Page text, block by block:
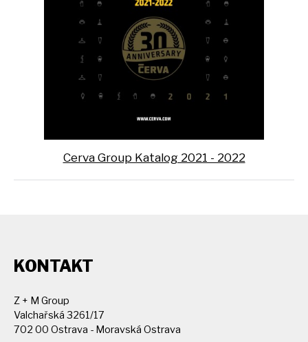
Cerva Group Katalog 2021 - 2022
KONTAKT
Z + M Group
Valchařská 3261/17
702 00 Ostrava - Moravská Ostrava